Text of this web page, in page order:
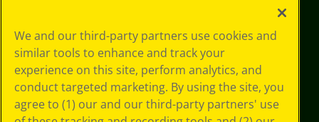
de privacidad
Política de
privacidad
Términos de SMS
GDPR
Aviso de
We and our third-party partners use cookies and
similar tools to enhance and track your
experience on this site, perform analytics, and
conduct targeted marketing. By using the site, you
agree to (1) our and our third-party partners' use